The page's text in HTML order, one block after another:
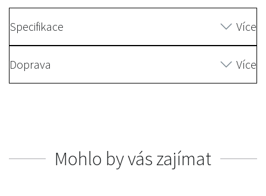
Specifikace Více
Doprava Více
Mohlo by vás zajímat